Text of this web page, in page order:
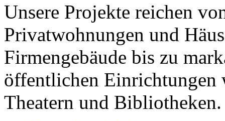
Unsere Projekte reichen
Privatwohnungen und
Firmengebäude bis zu
öffentlichen Einrichtungen
Theatern und Bibliotheken.